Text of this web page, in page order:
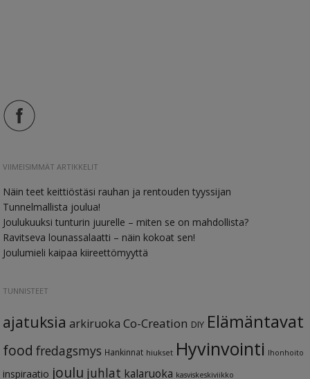
VIIMEISIMMÄT ARTIKKELIT
Näin teet keittiöstäsi rauhan ja rentouden tyyssijan
Tunnelmallista joulua!
Joulukuuksi tunturin juurelle – miten se on mahdollista?
Ravitseva lounassalaatti – näin kokoat sen!
Joulumieli kaipaa kiireettömyyttä
TUNNISTEET
ajatuksia arkiruoka Co-Creation DIY Elämäntavat
food fredagsmys Hankinnat hiukset Hyvinvointi Ihonhoito
inspiraatio joulu juhlat kalaruoka kasviskeskiviikko